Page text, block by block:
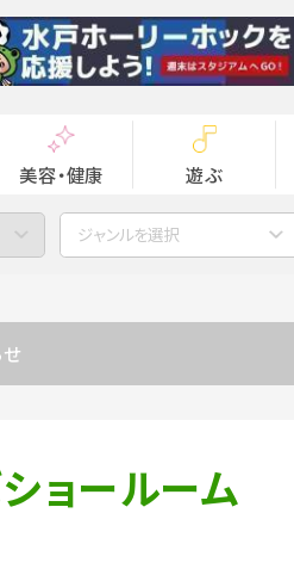
美容・健康 遊ぶ
ジャンルを選択
ョールーム